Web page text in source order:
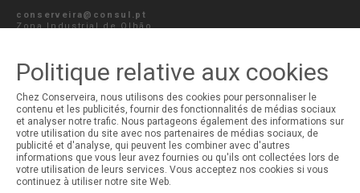
conserveira@consul.pt
Zona Industrial de Olhão,
ENVOYER LE MESSAGE
MON COMPTE
Ouverture de Session
Politique relative aux cookies
Chez Conserveira, nous utilisons des cookies pour personnaliser le
contenu et les publicités, fournir des fonctionnalités de médias sociaux
et analyser notre trafic. Nous partageons également des informations sur
votre utilisation du site avec nos partenaires de médias sociaux, de
publicité et d'analyse, qui peuvent les combiner avec d'autres
informations que vous leur avez fournies ou qu'ils ont collectées lors de
votre utilisation de leurs services. Vous acceptez nos cookies si vous
continuez à utiliser notre site Web.